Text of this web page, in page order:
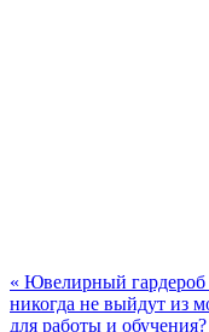
« Ювелирный гардероб
никогда не выйдут из
для работы и обучения?